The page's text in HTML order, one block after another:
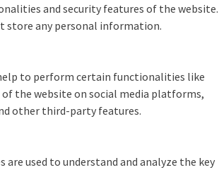
and security features of the website.
store any personal information.
to perform certain functionalities like
the website on social media platforms,
other third-party features.
are used to understand and analyze the key